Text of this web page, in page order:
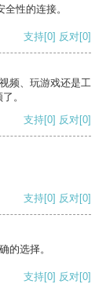
性的连接。
支持[0] 反对[0]
频、玩游戏还是工
。
支持[0] 反对[0]
支持[0] 反对[0]
的选择。
支持[0] 反对[0]